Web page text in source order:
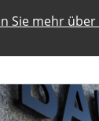
Sie mehr